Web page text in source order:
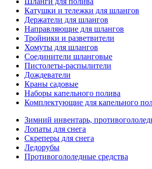
Катушки и тележки для шлангов
Держатели для шлангов
Направляющие для шлангов
Тройники и разветвители
Хомуты для шлангов
Соединители шланговые
Пистолеты-распылители
Дождеватели
Краны садовые
Наборы капельного полива
Комплектующие для капельного
Зимний инвентарь,
Лопаты для снега
Скреперы для снега
Ледорубы
Противогололедные средства